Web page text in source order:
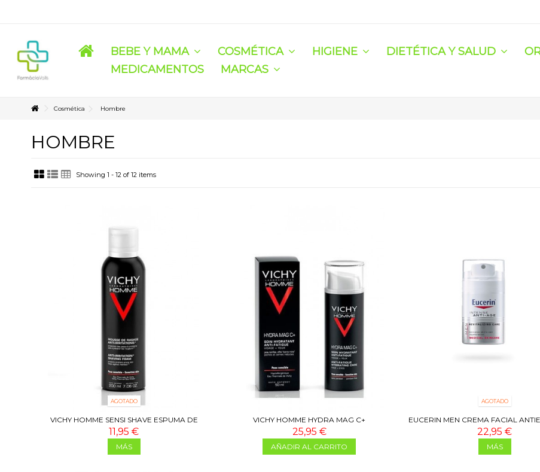
BEBE Y MAMA COSMÉTICA HIGIENE DIETÉTICA Y SALUD
MEDICAMENTOS
MARCAS
Cosmética Hombre
HOMBRE
Showing 1 - 12 of 12 items
AGOTADO
VICHY HOMME SENSI SHAVE ESPUMA DE
AFEITAR PIEL SENSIBLE...
11,95 €
MÁS
VICHY HOMME HYDRA MAG C+
25,95 €
AÑADIR AL CARRITO
AGOTADO
EUCERIN MEN CREMA FACIAL
22,95 €
MÁS